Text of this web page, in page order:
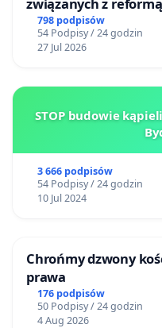
798 podpisów
54 Podpisy / 24 godzin
27 Jul 2026
STOP budowie
3 666 podpisów
54 Podpisy / 24 godzin
10 Jul 2024
Chrońmy dzwony
prawa
176 podpisów
50 Podpisy / 24 godzin
4 Aug 2026